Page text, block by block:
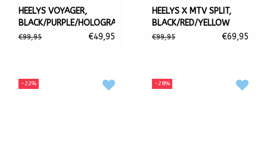
HEELYS VOYAGER,
BLACK/PURPLE/HOLOGRAM/HOT
PINK + BAG
€99,95 €49,95
HEELYS X MTV SPLIT,
BLACK/RED/YELLOW
€99,95 €69,95
-22% -28%